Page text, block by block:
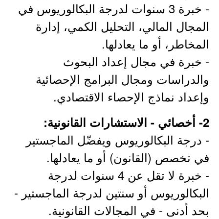
- خبرة 3 سنوات لدرجة البكالوريوس في
المجال المالي، التحليل الكمي، إدارة
المخاطر، أو ما يعادلها.
- خبرة في مجال إعداد البحوث
والدراسات ومجال البرامج الإحصائية
وإعداد نماذج الإحصاء الاقتصادي.
2- أخصائي - الاستشارات القانونية:
- درجة البكالوريوس ويفضّل الماجستير
في تخصص (القانون) أو ما يعادلها.
- خبرة لا تقل عن 4 سنوات لدرجة
البكالوريوس أو سنتين لدرجة الماجستير -
بحد أدنى - في المجالات القانونية.